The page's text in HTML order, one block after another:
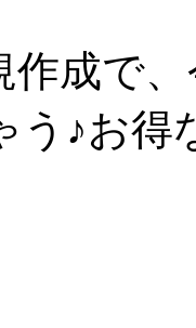
作成で
う♪お